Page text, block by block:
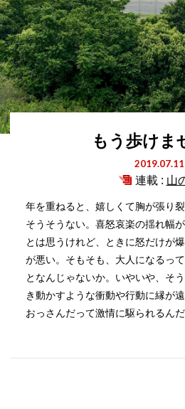
もう歩けま
2019.07.11
連載 : 山
年を重ねると、嬉しくて胸が張り
そうそうない。喜怒哀楽の揺れ幅
とは思うけれど、ときに怒だけが
が悪い。そもそも、大人になるっ
となんじゃないか。いやいや、そ
き動かすような衝動や行動に縁が
おっさんだって激情に駆られるんだ